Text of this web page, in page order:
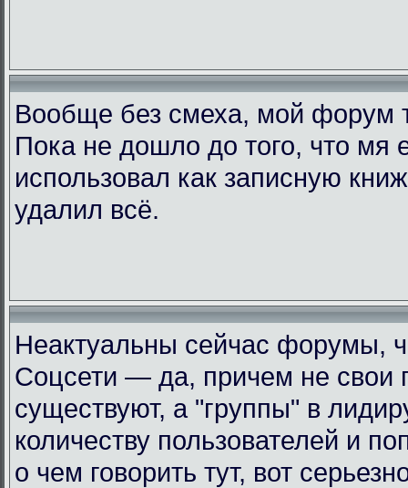
Вообще без смеха, мой форум
Пока не дошло до того, что мя
использовал как записную
удалил всё.
Неактуальны сейчас форумы,
Соцсети — да, причем не свои
существуют, а "группы" в
количеству пользователей и
о чем говорить тут, вот